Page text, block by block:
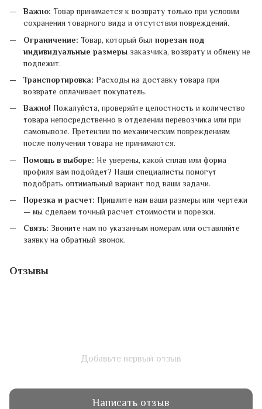
Важно: Товар принимается к возврату только при условии
сохранения товарного вида и отсутствия повреждений.
Ограничение: Товар, который был порезан под
индивидуальные размеры заказчика, возврату и обмену не
подлежит.
Транспортировка: Расходы на доставку товара при
возврате оплачивает покупатель.
Важно! Пожалуйста, проверяйте целостность и количество
товара непосредственно в отделении перевозчика или при
самовывозе. Претензии по механическим повреждениям
после получения товара не принимаются.
Помощь в выборе: Не уверены, какой сплав или форма
профиля вам подойдет? Наши специалисты помогут
подобрать оптимальный вариант под ваши задачи.
Порезка и расчет: Пришлите нам ваши размеры или чертежи
— мы сделаем точный расчет стоимости и порезки.
Связь: Звоните нам по указанным номерам или оставляйте
заявку на обратный звонок.
Отзывы
Добавьте первый отзыв
Написать отзыв